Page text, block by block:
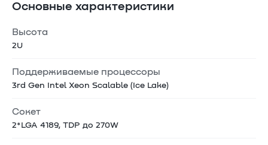
Основные характеристики
Высота
2U
Поддерживаемые процессоры
3rd Gen Intel Xeon Scalable (Ice Lake)
Сокет
2*LGA 4189, TDP до 270W